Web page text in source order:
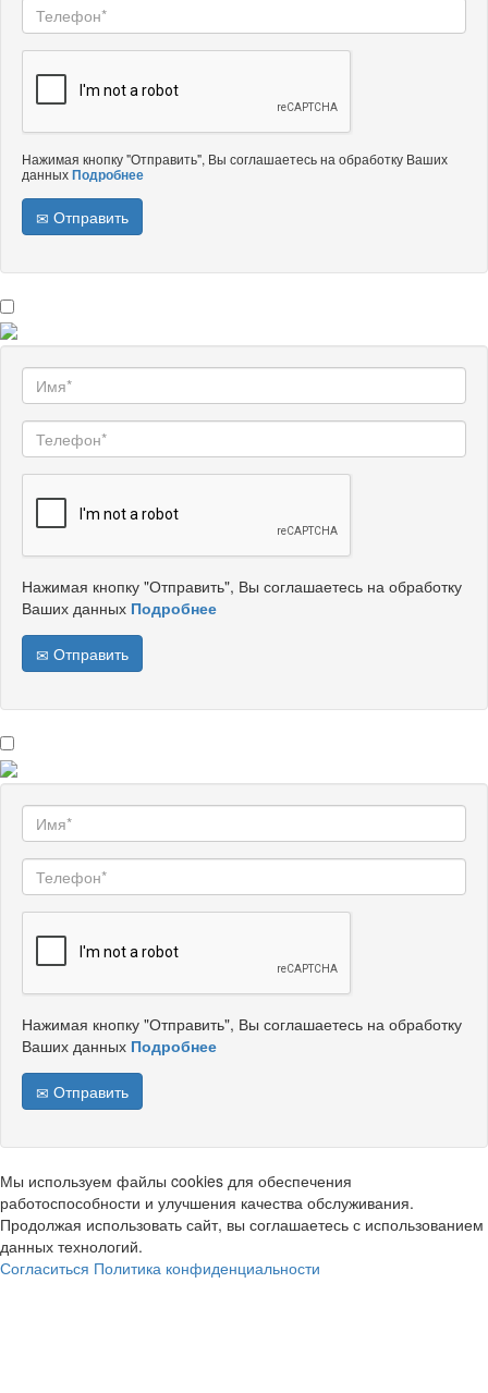
Нажимая кнопку "Отправить", Вы соглашаетесь на обработку Ваших
данныхПодробнее
Отправить
Нажимая кнопку "Отправить", Вы соглашаетесь на обработку
Ваших данных Подробнее
Отправить
Нажимая кнопку "Отправить", Вы соглашаетесь на обработку
Ваших данных Подробнее
Отправить
Мы используем файлы cookies для обеспечения
работоспособности и улучшения качества обслуживания.
Продолжая использовать сайт, вы соглашаетесь с использованием
данных технологий.
Согласиться Политика конфиденциальности